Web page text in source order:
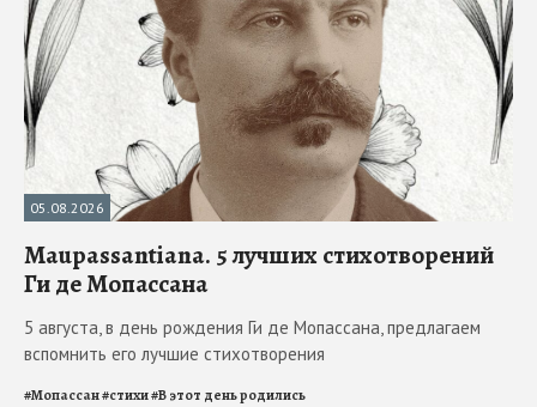
05.08.2026
Maupassantiana. 5 лучших стихотворений
Ги де Мопассана
5 августа, в день рождения Ги де Мопассана, предлагаем
вспомнить его лучшие стихотворения
#Мопассан#стихи#В этот день родились